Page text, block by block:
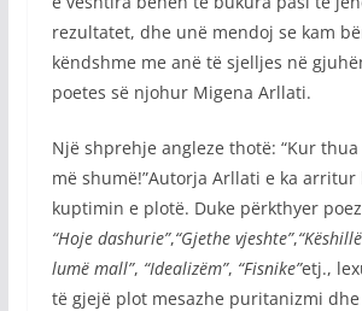
rezultatet, dhe unë mendoj se kam
këndshme me anë të sjelljes në
poetes së njohur Migena Arllati.
Një shprehje angleze thotë: “Kur
më shumë!”Autorja Arllati e ka arritur
kuptimin e plotë. Duke përkthyer
“Hoje dashurie”,“Gjethe vjeshte”,
lumë mall”, “Idealizëm”, “Fisnike”etj.,
të gjejë plot mesazhe puritanizmi